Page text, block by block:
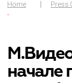
Home Press
-
начале